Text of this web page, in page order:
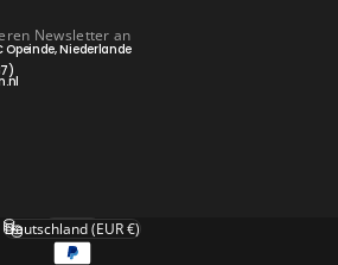
Newsletter an
Opeinde, Niederlande
Sprache
Land/Region
Deutschland (EUR €)